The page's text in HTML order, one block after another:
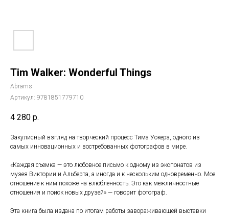
Tim Walker: Wonderful Things
Abrams
Артикул: 9781851779710
4 280 р.
Закулисный взгляд на творческий процесс Тима Уокера, одного из
самых инновационных и востребованных фотографов в мире.
«Каждая съемка — это любовное письмо к одному из экспонатов из
музея Виктории и Альберта, а иногда и к нескольким одновременно. Мое
отношение к ним похоже на влюбленность. Это как межличностные
отношения и поиск новых друзей» — говорит фотограф.
Эта книга была издана по итогам работы завораживающей выставки